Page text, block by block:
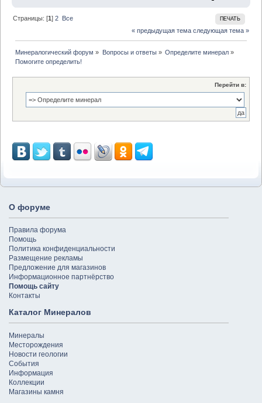
ПЕЧАТЬ
Страницы: [1]2 Все
« предыдущая тема следующая тема »
Минералогический форум » Вопросы и ответы» Определите минерал»
Помогите определить!
Перейти в:
О форуме
Правила форума
Помощь
Политика конфиденциальности
Размещение рекламы
Предложение для магазинов
Информационное партнёрство
Помощь сайту
Контакты
Каталог Минералов
Минералы
Месторождения
Новости геологии
События
Информация
Коллекции
Магазины камня